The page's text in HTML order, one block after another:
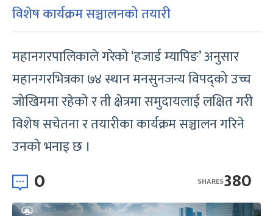
विशेष कार्यक्रम सञ्चालनको तयारी
महानगरपालिकाले गरेको ‘हजार्ड म्यापिङ’ अनुसार
महानगरभित्रका ७४ स्थान मनसुनजन्य विपद्को उच्च
जोखिममा रहेको र ती क्षेत्रमा समुदायलाई लक्षित गरी
विशेष सचेतना र तयारीका कार्यक्रम सञ्चालन गरिने
उनको भनाइ छ ।
0 380
SHARES